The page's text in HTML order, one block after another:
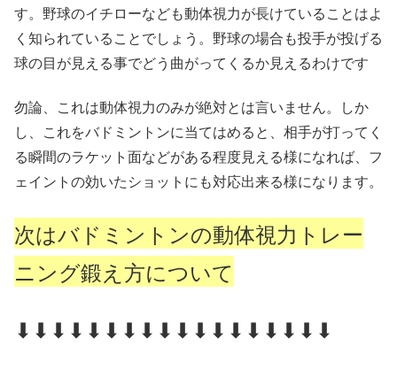
す。野球のイチローなども動体視力が長けていることはよ
く知られていることでしょう。野球の場合も投手が投げる
球の目が見える事でどう曲がってくるか見えるわけです
勿論、これは動体視力のみが絶対とは言いません。しか
し、これをバドミントンに当てはめると、相手が打ってく
る瞬間のラケット面などがある程度見える様になれば、フ
ェイントの効いたショットにも対応出来る様になります。
次はバドミントンの動体視力トレー
ニング鍛え方について
⬇⬇⬇⬇⬇⬇⬇⬇⬇⬇⬇⬇⬇⬇⬇⬇⬇⬇